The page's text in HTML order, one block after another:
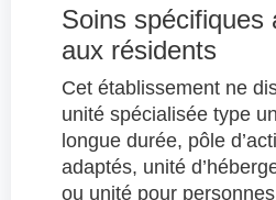
Soins spécifiques
aux résidents
Cet établissement ne
unité spécialisée type
longue durée, pôle
adaptés, unité
ou unité pour